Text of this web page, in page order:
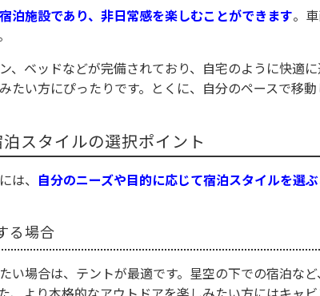
泊施設であり、非日常感を楽しむことができます。
、ベッドなどが完備されており、自宅のように快適
たい方にぴったりです。とくに、自分のペースで移
スタイルの選択ポイント
は、 自分のニーズや目的に応じて宿泊スタイルを選
る場合
い場合は、テントが最適です。星空の下での宿泊な